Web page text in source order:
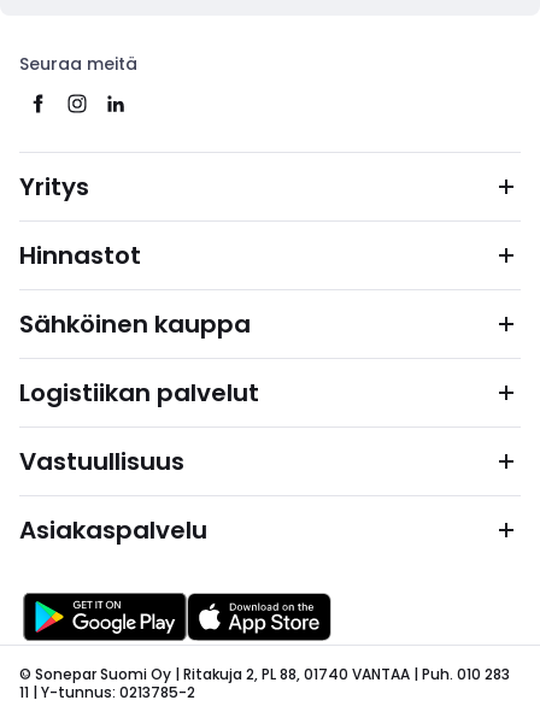
Seuraa meitä
Yritys
Hinnastot
Sähköinen kauppa
Logistiikan palvelut
Vastuullisuus
Asiakaspalvelu
© Sonepar Suomi Oy | Ritakuja 2, PL 88, 01740 VANTAA | Puh. 010 283
11 | Y-tunnus: 0213785-2